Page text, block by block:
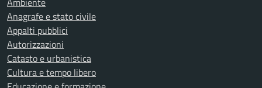
Anagrafe e stato civile
Appalti pubblici
Autorizzazioni
Catasto e urbanistica
Cultura e tempo libero